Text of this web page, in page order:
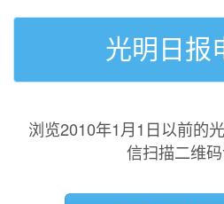
光明日报
浏览2010年1月1日以前的
信扫描二维码